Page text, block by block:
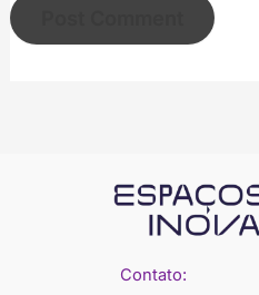
Contato: